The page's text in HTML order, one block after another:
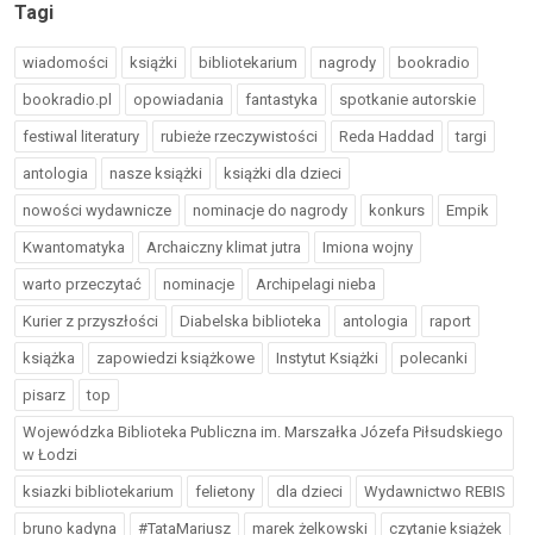
Tagi
wiadomości książki bibliotekarium nagrody bookradio
bookradio.pl opowiadania fantastyka spotkanie autorskie
festiwal literatury rubieże rzeczywistości Reda Haddad targi
antologia nasze książki książki dla dzieci
nowości wydawnicze nominacje do nagrody konkurs Empik
Kwantomatyka Archaiczny klimat jutra Imiona wojny
warto przeczytać nominacje Archipelagi nieba
Kurier z przyszłości Diabelska biblioteka antologia raport
książka zapowiedzi książkowe Instytut Książki polecanki
pisarz top
Wojewódzka Biblioteka Publiczna im. Marszałka Józefa Piłsudskiego
w Łodzi
ksiazki bibliotekarium felietony dla dzieci Wydawnictwo REBIS
bruno kadyna #TataMariusz marek żelkowski czytanie książek